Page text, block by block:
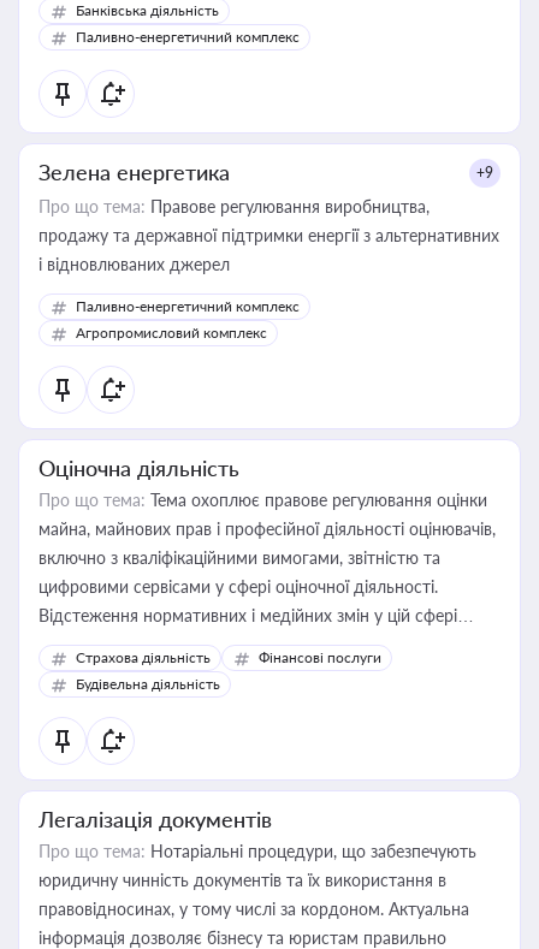
Банківська діяльність
Паливно-енергетичний комплекс
Зелена енергетика +9
Про що тема: Правове регулювання виробництва,
продажу та державної підтримки енергії з альтернативних
і відновлюваних джерел
Паливно-енергетичний комплекс
Агропромисловий комплекс
Оціночна діяльність
Про що тема: Тема охоплює правове регулювання оцінки
майна, майнових прав і професійної діяльності оцінювачів,
включно з кваліфікаційними вимогами, звітністю та
цифровими сервісами у сфері оціночної діяльності.
Відстеження нормативних і медійних змін у цій сфері
корисне для власника бізнесу, керівника, юриста або
бухгалтера під час оподаткування, приватизації, оренди
державного майна, корпоративних угод і перевірки
статусу суб'єктів оціночної діяльності
Страхова діяльність
Фінансові послуги
Будівельна діяльність
Легалізація документів
Про що тема: Нотаріальні процедури, що забезпечують
юридичну чинність документів та їх використання в
правовідносинах, у тому числі за кордоном. Актуальна
інформація дозволяє бізнесу та юристам правильно